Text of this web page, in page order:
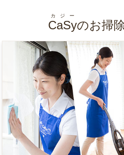
CaSy
カジー
のお掃